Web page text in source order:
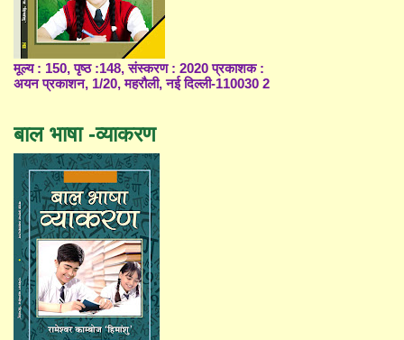
मूल्य : 150, पृष्ठ :148, संस्करण : 2020 प्रकाशक :
अयन प्रकाशन, 1/20, महरौली, नई दिल्ली-110030 2
बाल भाषा -व्याकरण